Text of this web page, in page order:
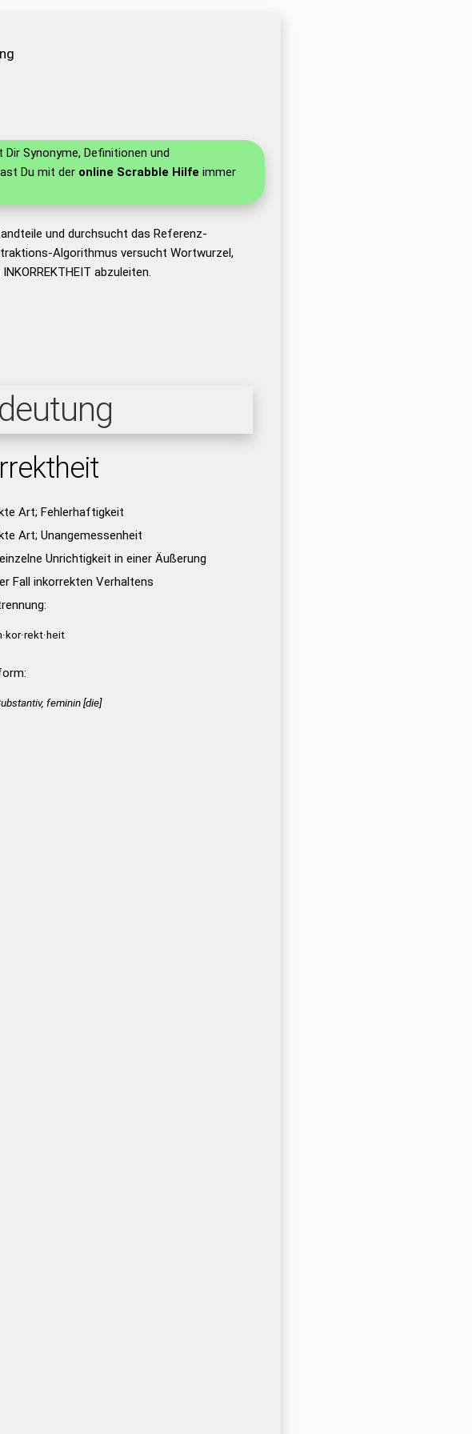
Synonyme, Definitionen und
Du mit der online Scrabble Hilfe immer
und durchsucht das Referenz-
Algorithmus versucht Wortwurzel,
abzuleiten.
Art; Fehlerhaftigkeit
Art; Unangemessenheit
Unrichtigkeit in einer Äußerung
Fall inkorrekten Verhaltens
feminin [die]